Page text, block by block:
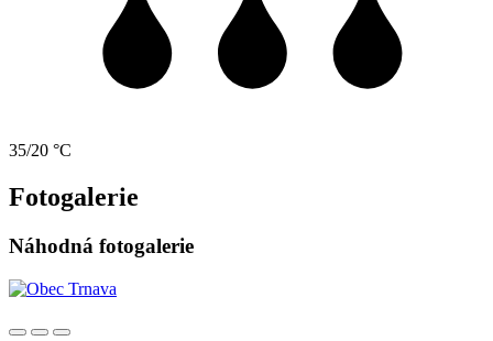
35/20 °C
Fotogalerie
Náhodná fotogalerie